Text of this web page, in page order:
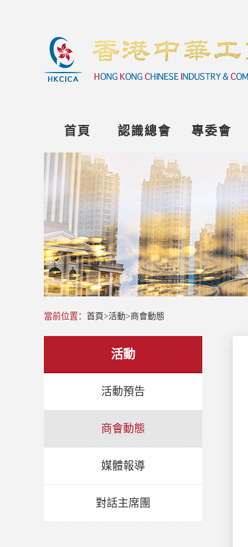
首頁 認識總會 專委會
當前位置： 首頁>活動>商會動態
活動
活動預告
商會動態
媒體報導
對話主席團